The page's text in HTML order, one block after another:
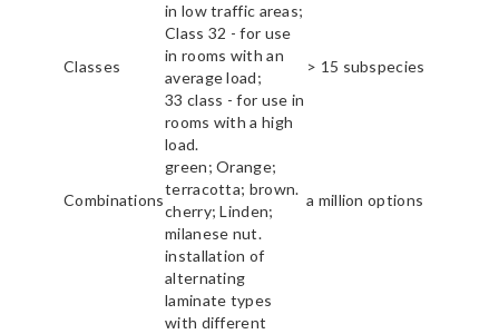
Classes
in low traffic areas;
Class 32 - for use
in rooms with an
average load;
33 class - for use in
rooms with a high
load.
> 15 subspecies
Combinations
green; Orange;
terracotta; brown.
cherry; Linden;
milanese nut.
a million options
installation of
alternating
laminate types
with different